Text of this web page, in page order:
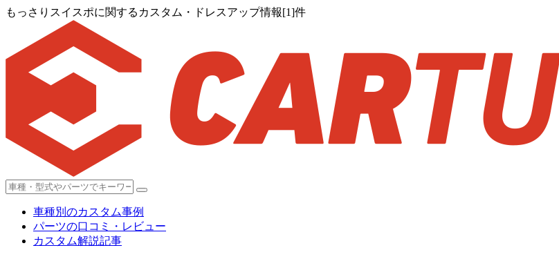
もっさりスイスポに関するカスタム・ドレスアップ情報[1]件
車種別のカスタム事例
パーツの口コミ・レビュー
カスタム解説記事